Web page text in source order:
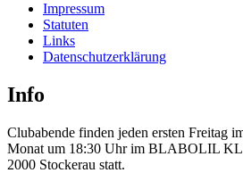
Impressum
Statuten
Links
Datenschutzerklärung
Info
Clubabende finden jeden ersten Freitag
Monat um 18:30 Uhr im BLABOLIL
2000 Stockerau statt.